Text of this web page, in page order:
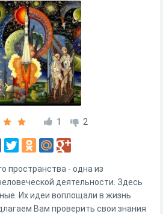
1 2
пространства - одна из
деятельности. Здесь
Их идеи воплощали в жизнь
Вам проверить свои знания